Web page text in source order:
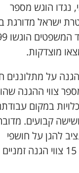
נגדו הוגש מספר
ישראל מדורגת
המשפטים הוגשו
מוצדקות.
על מתלוננים
צווי ההגנה
במקום
קבועים.
להגן על חושפי
15 צווי הגנה זמניים